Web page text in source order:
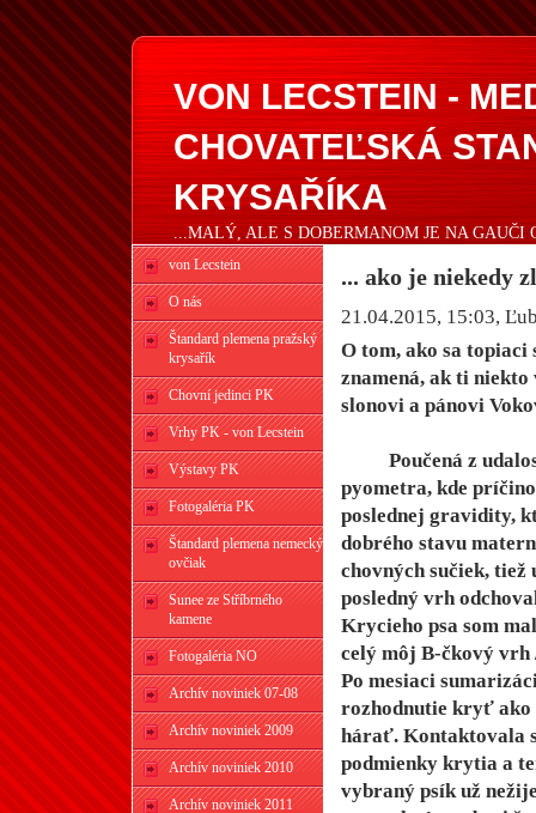
VON LECSTEIN -
CHOVATEĽSKÁ
KRYSAŘÍKA
...MALÝ, ALE S DOBERMANOM JE NA GAUČI
von Lecstein
O nás
Štandard plemena pražský
krysařík
Chovní jedinci PK
Vrhy PK - von Lecstein
Výstavy PK
Fotogaléria PK
Štandard plemena nemecký
ovčiak
Sunee ze Stříbrného
kamene
Fotogaléria NO
Archív noviniek 07-08
Archív noviniek 2009
Archív noviniek 2010
Archív noviniek 2011
... ako je niekedy
21.04.2015, 15:03,
O tom, ako sa
znamená, ak ti
slonovi a pánovi
Poučená z
pyometra, kde
poslednej gravidity,
dobrého stavu
chovných sučiek,
posledný vrh
Krycieho psa som
celý môj B-čkový vrh
Po mesiaci
rozhodnutie kryť ako
hárať. Kontaktovala
podmienky krytia a
vybraný psík už